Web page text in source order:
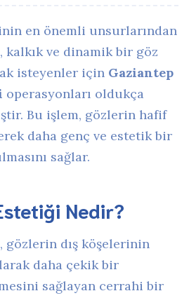
en önemli unsurlarından
ve dinamik bir göz
isteyenler için Gaziantep
operasyonları oldukça
Bu işlem, gözlerin hafif
daha genç ve estetik bir
sağlar.
Nedir?
gözlerin dış köşelerinin
daha çekik bir
sağlayan cerrahi bir